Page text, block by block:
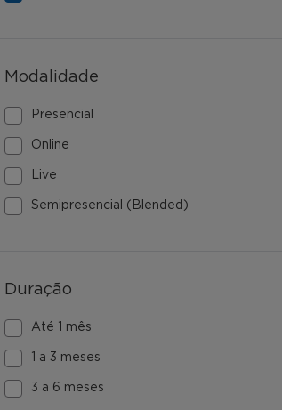
Modalidade
Presencial
Online
Live
Semipresencial (Blended)
Duração
Até 1 mês
1 a 3 meses
3 a 6 meses